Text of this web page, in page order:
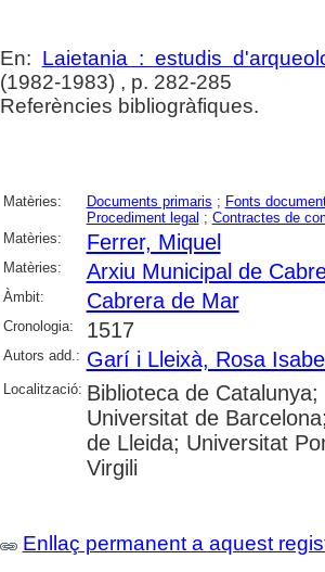
En: Laietania : estudis
(1982-1983) , p. 282-285
Referències bibliogràfiques.
Matèries: Documents primaris ; Fonts
Procediment legal ; Contractes de
Matèries:
Ferrer, Miquel
Matèries: Arxiu Municipal de
Àmbit: Cabrera de Mar
Cronologia: 1517
Autors add.: Garí i Lleixà, Rosa
Localització: Biblioteca de
Universitat de
de Lleida; Universitat
Virgili
Enllaç permanent a aquest